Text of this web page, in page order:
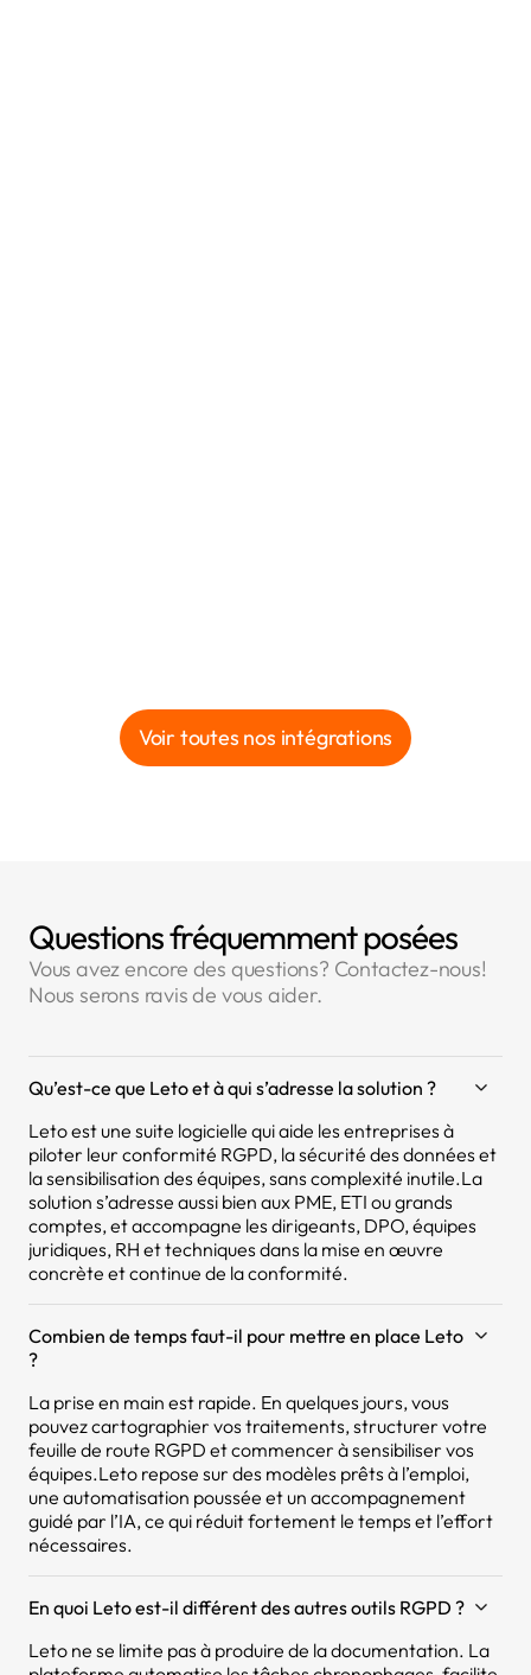
Voir toutes nos intégrations
Questions fréquemment posées
Vous avez encore des questions? Contactez-nous!
Nous serons ravis de vous aider.
Qu’est-ce que Leto et à qui s’adresse la solution ?
Leto est une suite logicielle qui aide les entreprises à
piloter leur conformité RGPD, la sécurité des données et
la sensibilisation des équipes, sans complexité inutile.La
solution s’adresse aussi bien aux PME, ETI ou grands
comptes, et accompagne les dirigeants, DPO, équipes
juridiques, RH et techniques dans la mise en œuvre
concrète et continue de la conformité.
Combien de temps faut-il pour mettre en place Leto
?
La prise en main est rapide. En quelques jours, vous
pouvez cartographier vos traitements, structurer votre
feuille de route RGPD et commencer à sensibiliser vos
équipes.Leto repose sur des modèles prêts à l’emploi,
une automatisation poussée et un accompagnement
guidé par l’IA, ce qui réduit fortement le temps et l’effort
nécessaires.
En quoi Leto est-il différent des autres outils RGPD ?
Leto ne se limite pas à produire de la documentation. La